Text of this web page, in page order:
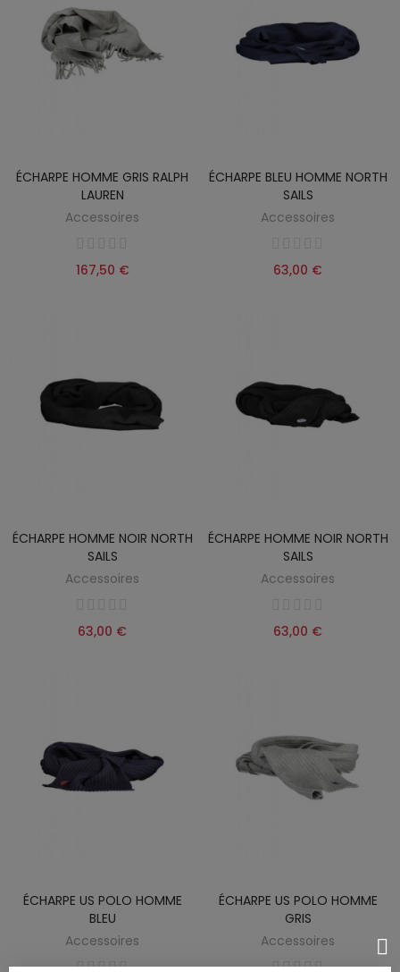
ÉCHARPE HOMME GRIS RALPH
LAUREN
Accessoires
167,50 €
ÉCHARPE BLEU HOMME NORTH
SAILS
Accessoires
63,00 €
ÉCHARPE HOMME NOIR NORTH
SAILS
Accessoires
63,00 €
ÉCHARPE HOMME NOIR NORTH
SAILS
Accessoires
63,00 €
ÉCHARPE US POLO HOMME
BLEU
Accessoires
ÉCHARPE US POLO HOMME
GRIS
Accessoires